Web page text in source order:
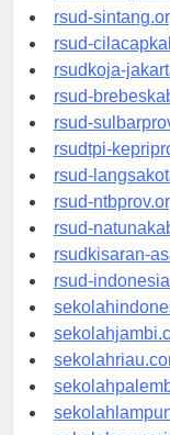
rsud-
rsud-
rsudkoja-
rsud-
rsud-
rsudtpi-
rsud-
rsud-
rsud-
rsudkisaran-
rsud-